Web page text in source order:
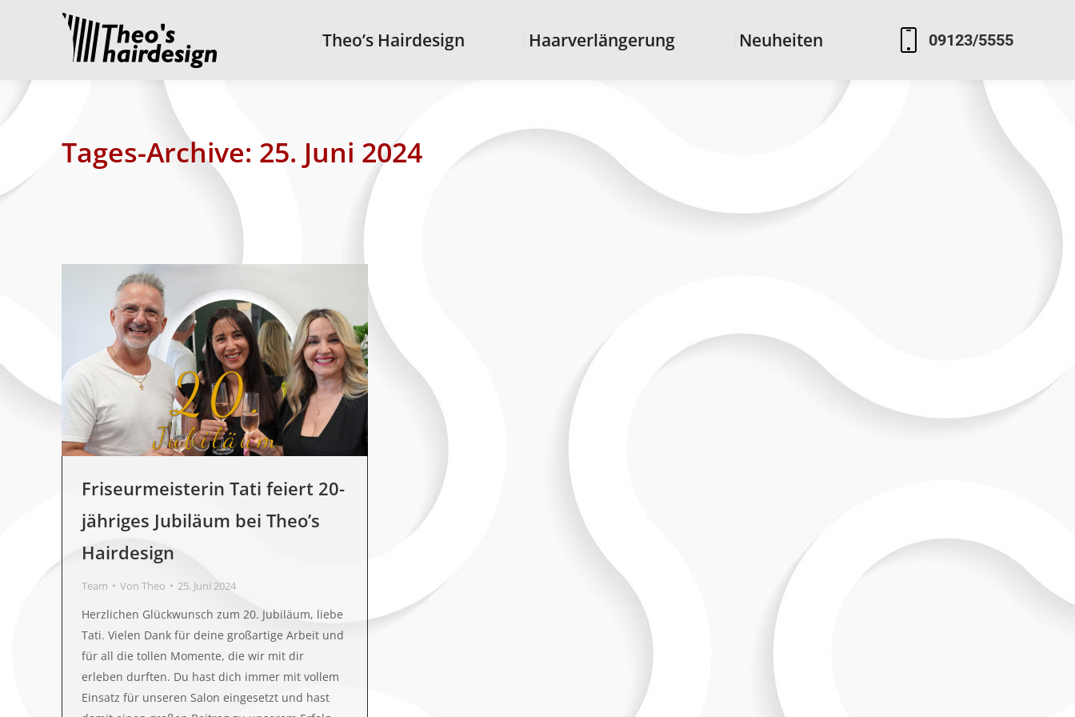
Theo’s Hairdesign Haarverlängerung Neuheiten 09123/5555
Tages-Archive: 25. Juni 2024
Friseurmeisterin Tati feiert 20-
jähriges Jubiläum bei Theo’s
Hairdesign
Team Von Theo 25. Juni 2024
Herzlichen Glückwunsch zum 20. Jubiläum, liebe
Tati. Vielen Dank für deine großartige Arbeit und
für all die tollen Momente, die wir mit dir
erleben durften. Du hast dich immer mit vollem
Einsatz für unseren Salon eingesetzt und hast
Theo’s Hairdesign Haarverlängerung Neuheiten 09123/5555